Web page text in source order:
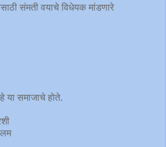
संमती वयाचे विधेयक मांडणारे
या समाजाचे होते.